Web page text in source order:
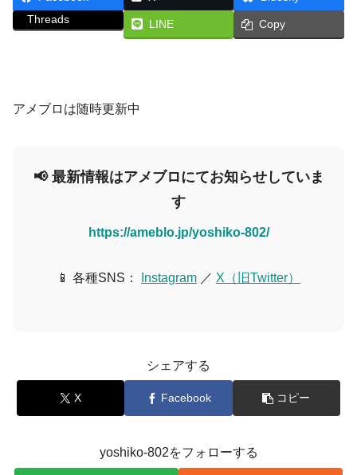
Threads
LINE Copy
アメブロは随時更新中
📢 最新情報はアメブロにてお知らせしていま
す
https://ameblo.jp/yoshiko-802/
📱 各種SNS： Instagram ／ X（旧Twitter）
シェアする
X Facebook コピー
yoshiko-802をフォローする